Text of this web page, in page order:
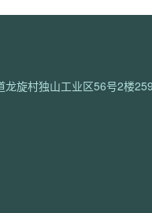
龙旋村独山工业区56号2楼